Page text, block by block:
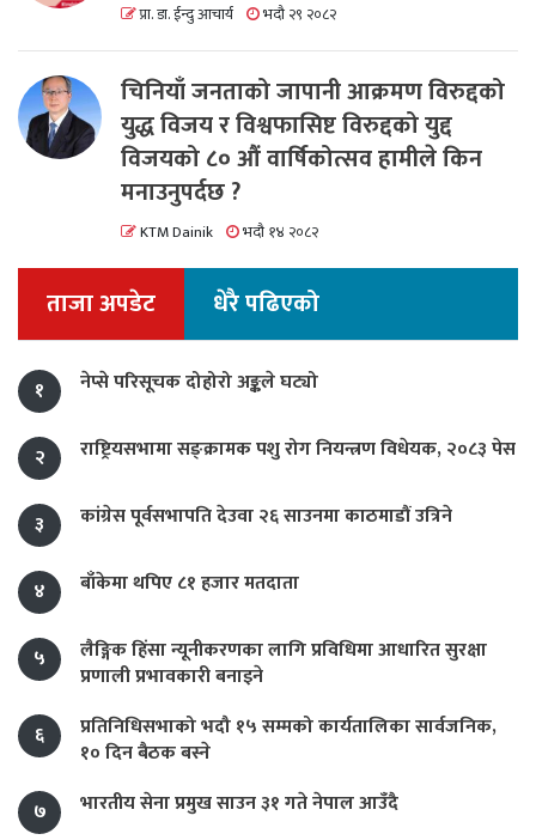
प्रा. डा. ईन्दु आचार्य भदौ २९ २०८२
चिनियाँ जनताको जापानी आक्रमण विरुद्दको
युद्ध विजय र विश्वफासिष्ट विरुद्दको युद्द
विजयको ८० औं वार्षिकोत्सव हामीले किन
मनाउनुपर्दछ ?
KTM Dainik भदौ १४ २०८२
ताजा अपडेट धेरै पढिएको
१ नेप्से परिसूचक दोहोरो अङ्कले घट्यो
२ राष्ट्रियसभामा सङ्क्रामक पशु रोग नियन्त्रण विधेयक, २०८३ पेस
३ कांग्रेस पूर्वसभापति देउवा २६ साउनमा काठमाडौं उत्रिने
४ बाँकेमा थपिए ८१ हजार मतदाता
५
लैङ्गिक हिंसा न्यूनीकरणका लागि प्रविधिमा आधारित सुरक्षा
प्रणाली प्रभावकारी बनाइने
६
प्रतिनिधिसभाको भदौ १५ सम्मको कार्यतालिका सार्वजनिक,
१० दिन बैठक बस्ने
७
भारतीय सेना प्रमुख साउन ३१ गते नेपाल आउँदै